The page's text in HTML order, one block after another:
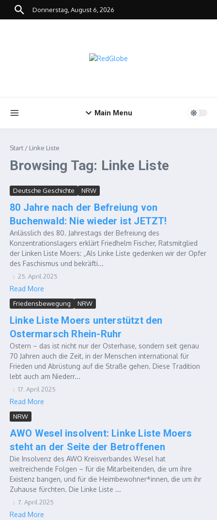
Zum Inhalt springen
Donnerstag, August 6, 2026
Main Menu
Start / Linke Liste
Browsing Tag: Linke Liste
Deutsche Geschichte NRW
80 Jahre nach der Befreiung von
Buchenwald: Nie wieder ist JETZT!
Anlässlich des 80. Jahrestags der Befreiung des
Konzentrationslagers erklärt Friedhelm Fischer, Ratsmitglied
der Linken Liste Moers: „Als Linke Liste gedenken wir der Opfer
des Faschismus und bekräfti...
25. April 2025
Read More
Friedensbewegung NRW
Linke Liste Moers unterstützt den
Ostermarsch Rhein-Ruhr
Ostern – das ist nicht nur der Osterhase, sondern seit genau
70 Jahren auch die Zeit, in der Menschen international für
Frieden und Abrüstung auf die Straße gehen. Diese Tradition
lebt auch am Niederr...
17. April 2025
Read More
NRW
AWO Wesel insolvent: Linke Liste Moers
steht an der Seite der Betroffenen
Die Insolvenz des AWO Kreisverbandes Wesel hat
weitreichende Folgen – für die Mitarbeitenden, die um ihre
Existenz bangen, und für die Heimbewohner*innen, die um ihr
Zuhause fürchten. Die Linke Liste ...
7. April 2025
Read More